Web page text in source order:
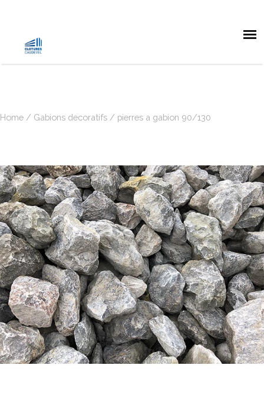
Home / Gabions decoratifs / pierres a gabion 90/130